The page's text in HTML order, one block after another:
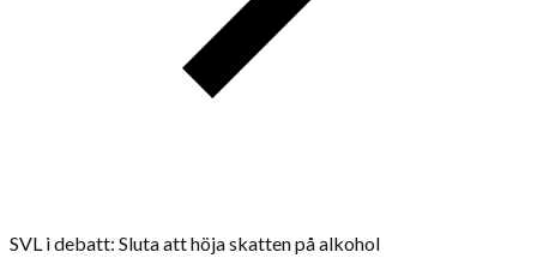
SVL i debatt: Sluta att höja skatten på alkohol